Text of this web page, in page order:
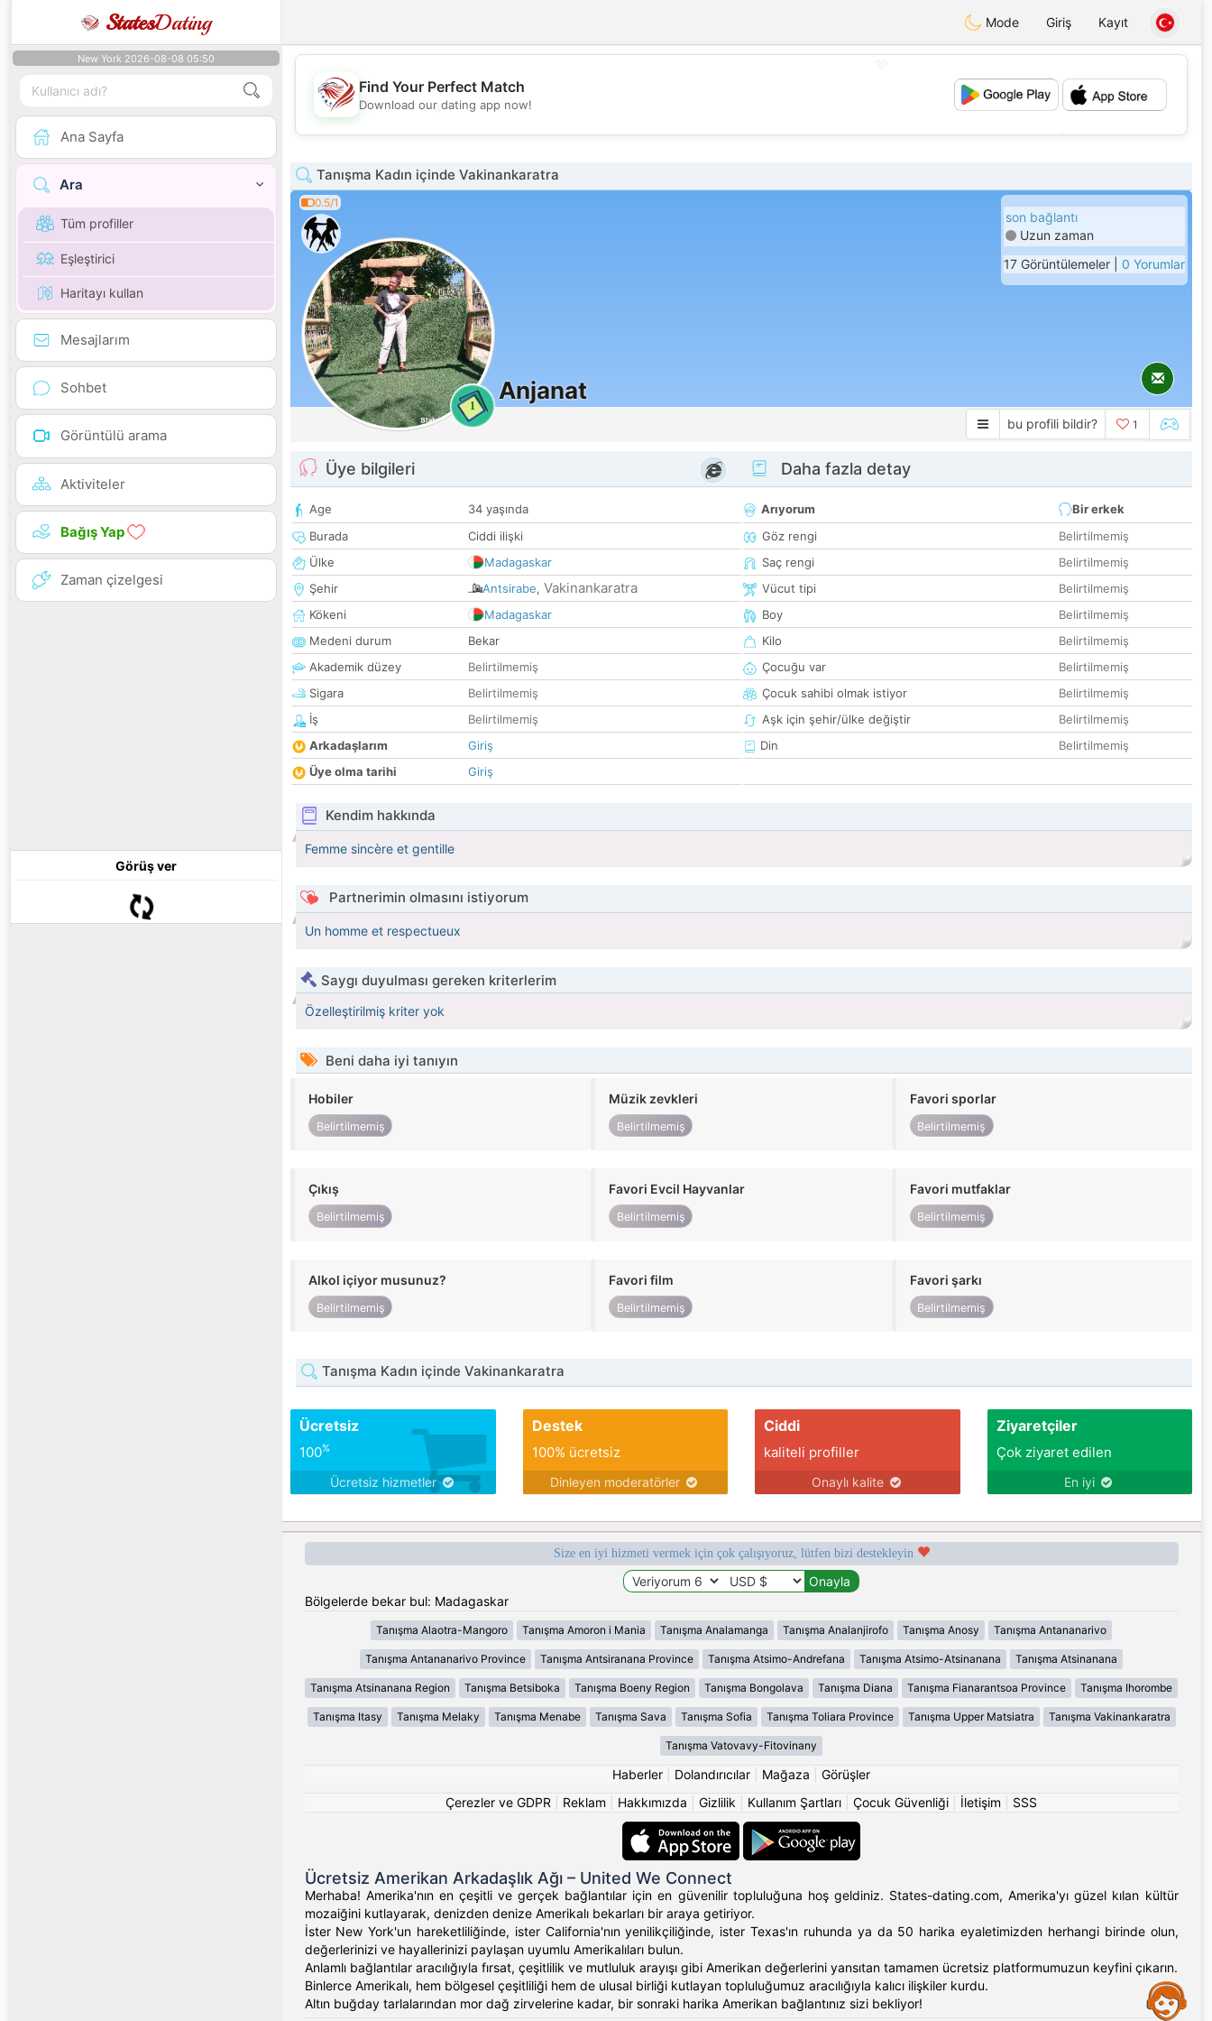
StatesDating Mode Giriş Kayıt
New York 2026-08-08 05:50
Ana Sayfa
Ara
Tüm profiller
Eşleştirici
Haritayı kullan
Mesajlarım
Sohbet
Görüntülü arama
Aktiviteler
Bağış Yap
Zaman çizelgesi
Görüş ver
💖
💕
Find Your Perfect Match
Download our dating app now!
Tanışma Kadın içinde Vakinankaratra
0.5/1
1
Anjanat
son bağlantı
Uzun zaman
17 Görüntülemeler | 0 Yorumlar
bu profili bildir? 1
Üye bilgileri
Age
34 yaşında
Burada
Ciddi ilişki
Ülke
Madagaskar
Şehir
Antsirabe, Vakinankaratra
Kökeni
Madagaskar
Medeni durum
Bekar
Akademik düzey
Belirtilmemiş
Sigara
Belirtilmemiş
İş
Belirtilmemiş
Arkadaşlarım
Giriş
Üye olma tarihi
Giriş
Daha fazla detay
Arıyorum
Bir erkek
Göz rengi
Belirtilmemiş
Saç rengi
Belirtilmemiş
Vücut tipi
Belirtilmemiş
Boy
Belirtilmemiş
Kilo
Belirtilmemiş
Çocuğu var
Belirtilmemiş
Çocuk sahibi olmak istiyor
Belirtilmemiş
Aşk için şehir/ülke değiştir
Belirtilmemiş
Din
Belirtilmemiş
Kendim hakkında
Femme sincère et gentille
Partnerimin olmasını istiyorum
Un homme et respectueux
Saygı duyulması gereken kriterlerim
Özelleştirilmiş kriter yok
Beni daha iyi tanıyın
Hobiler
Belirtilmemiş
Müzik zevkleri
Belirtilmemiş
Favori sporlar
Belirtilmemiş
Çıkış
Belirtilmemiş
Favori Evcil Hayvanlar
Belirtilmemiş
Favori mutfaklar
Belirtilmemiş
Alkol içiyor musunuz?
Belirtilmemiş
Favori film
Belirtilmemiş
Favori şarkı
Belirtilmemiş
Tanışma Kadın içinde Vakinankaratra
Ücretsiz
100%
Ücretsiz hizmetler
Destek
100% ücretsiz
Dinleyen moderatörler
Ciddi
kaliteli profiller
Onaylı kalite
Ziyaretçiler
Çok ziyaret edilen
En iyi
Size en iyi hizmeti vermek için çok çalışıyoruz, lütfen bizi destekleyin
Bölgelerde bekar bul: Madagaskar
Tanışma Alaotra-Mangoro Tanışma Amoron i Mania Tanışma Analamanga Tanışma Analanjirofo Tanışma Anosy Tanışma Antananarivo
Tanışma Antananarivo Province Tanışma Antsiranana Province Tanışma Atsimo-Andrefana Tanışma Atsimo-Atsinanana Tanışma Atsinanana
Tanışma Atsinanana Region Tanışma Betsiboka Tanışma Boeny Region Tanışma Bongolava Tanışma Diana Tanışma Fianarantsoa Province Tanışma Ihorombe
Tanışma Itasy Tanışma Melaky Tanışma Menabe Tanışma Sava Tanışma Sofia Tanışma Toliara Province Tanışma Upper Matsiatra Tanışma Vakinankaratra
Tanışma Vatovavy-Fitovinany
Haberler Dolandırıcılar Mağaza
Görüşler
Çerezler ve GDPR
Reklam Hakkımızda Gizlilik Kullanım Şartları Çocuk Güvenliği İletişim SSS
Ücretsiz Amerikan Arkadaşlık Ağı – United We Connect
Merhaba! Amerika'nın en çeşitli ve gerçek bağlantılar için en güvenilir topluluğuna hoş geldiniz. States-dating.com, Amerika'yı güzel kılan kültür
mozaiğini kutlayarak, denizden denize Amerikalı bekarları bir araya getiriyor.
İster New York'un hareketliliğinde, ister California'nın yenilikçiliğinde, ister Texas'ın ruhunda ya da 50 harika eyaletimizden herhangi birinde olun,
değerlerinizi ve hayallerinizi paylaşan uyumlu Amerikalıları bulun.
Anlamlı bağlantılar aracılığıyla fırsat, çeşitlilik ve mutluluk arayışı gibi Amerikan değerlerini yansıtan tamamen ücretsiz platformumuzun keyfini çıkarın.
Binlerce Amerikalı, hem bölgesel çeşitliliği hem de ulusal birliği kutlayan topluluğumuz aracılığıyla kalıcı ilişkiler kurdu.
Altın buğday tarlalarından mor dağ zirvelerine kadar, bir sonraki harika Amerikan bağlantınız sizi bekliyor!
Assistance